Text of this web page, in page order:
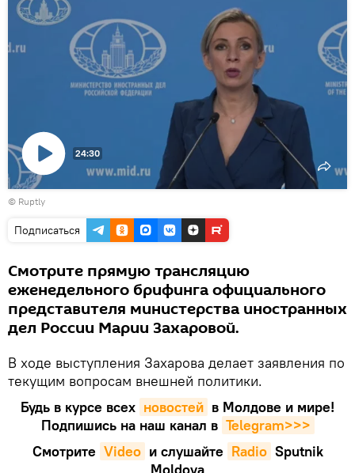
Воспроизвести
видео
24:30
© Ruptly
Подписаться
Смотрите прямую трансляцию
еженедельного брифинга официального
представителя министерства иностранных
дел России Марии Захаровой.
В ходе выступления Захарова делает заявления по
текущим вопросам внешней политики.
Будь в курсе всех новостей в Молдове и мире!
Подпишись на наш канал в Telegram>>>
Смотрите Video и слушайте Radio Sputnik
Moldova